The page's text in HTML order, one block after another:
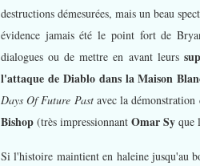
destructions démesurées, mais un beau
évidence jamais été le point fort de
dialogues ou de mettre en avant leurs
l'attaque de Diablo dans la Maison
Days Of Future Pastavec la
Bishop (très impressionnant Omar Sy que
Si l'histoire maintient en haleine jusqu'au